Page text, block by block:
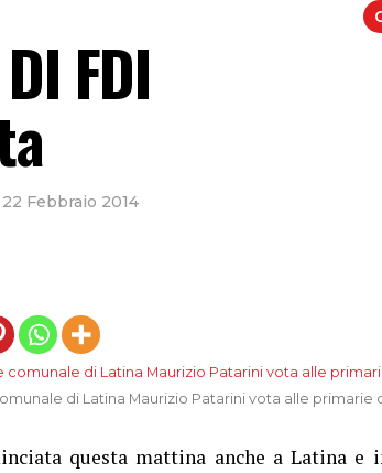
FDI
22 Febbraio 2014
di Latina Maurizio Patarini vota alle primarie
questa mattina anche a Latina